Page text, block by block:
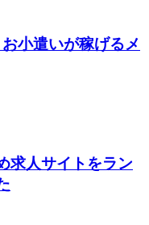
小遣いが稼げるメ
求人サイトをラン